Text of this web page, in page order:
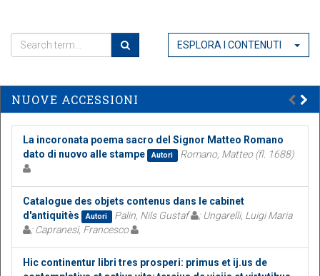
ESPLORA I CONTENUTI
NUOVE ACCESSIONI
La incoronata poema sacro del Signor Matteo Romano
dato di nuovo alle stampe
Autori Romano, Matteo (fl. 1688)
Catalogue des objets contenus dans le cabinet
d'antiquitès
Autori Palin, Nils Gustaf
; Ungarelli, Luigi Maria
; Capranesi, Francesco
Hic continentur libri tres prosperi: primus et ij.us de